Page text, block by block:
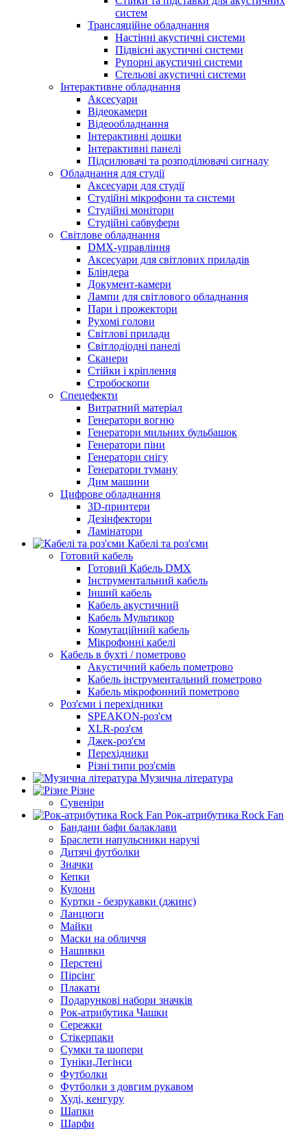
систем
Трансляційне обладнання
Настінні акустичні системи
Підвісні акустичні системи
Рупорні акустичні системи
Стельові акустичні системи
Інтерактивне обладнання
Аксесуари
Відеокамери
Відеообладнання
Інтерактивні дошки
Інтерактивні панелі
Підсилювачі та розподілювачі сигналу
Обладнання для студії
Аксесуари для студії
Студійні мікрофони та системи
Студійні монітори
Студійні сабвуфери
Світлове обладнання
DMX-управління
Аксесуари для світлових приладів
Бліндера
Документ-камери
Лампи для світлового обладнання
Пари і прожектори
Рухомі голови
Світлові прилади
Світлодіодні панелі
Сканери
Стійки і кріплення
Стробоскопи
Спецефекти
Витратний матеріал
Генератори вогню
Генератори мильних бульбашок
Генератори піни
Генератори снігу
Генератори туману
Дим машини
Цифрове обладнання
3D-принтери
Дезінфектори
Ламінатори
Кабелі та роз'єми
Готовий кабель
Готовий Кабель DMX
Інструментальний кабель
Інший кабель
Кабель акустичний
Кабель Мультикор
Комутаційний кабель
Мікрофонні кабелі
Кабель в бухті / пометрово
Акустичний кабель пометрово
Кабель інструментальний пометрово
Кабель мікрофонний пометрово
Роз'єми і перехідники
SPEAKON-роз'єм
XLR-роз'єм
Джек-роз'єм
Перехідники
Різні типи роз'ємів
Музична література
Різне
Сувеніри
Рок-атрибутика Rock Fan
Бандани бафи балаклави
Браслети напульсники наручі
Дитячі футболки
Значки
Кепки
Кулони
Куртки - безрукавки (джинс)
Ланцюги
Майки
Маски на обличчя
Нашивки
Перстені
Пірсінг
Плакати
Подарункові набори значків
Рок-атрибутика Чашки
Сережки
Стікерпаки
Сумки та шопери
Туніки,Легінси
Футболки
Футболки з довгим рукавом
Худі, кенгуру
Шапки
Шарфи